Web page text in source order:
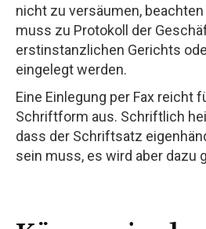
nicht zu versäumen, beachten
muss zu Protokoll der
erstinstanzlichen Gerichts
eingelegt werden.
Eine Einlegung per Fax reicht
Schriftform aus. Schriftlich
dass der Schriftsatz
sein muss, es wird aber dazu